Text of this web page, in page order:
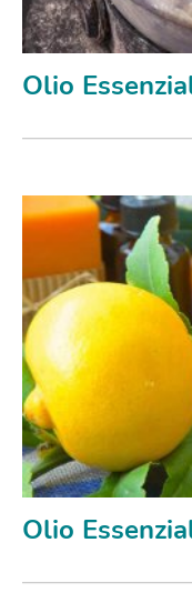
Olio
Olio